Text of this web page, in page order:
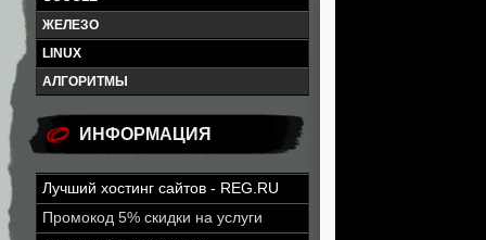
ЖЕЛЕЗО
LINUX
АЛГОРИТМЫ
ИНФОРМАЦИЯ
Лучший хостинг сайтов - REG.RU
Промокод 5% скидки на услуги